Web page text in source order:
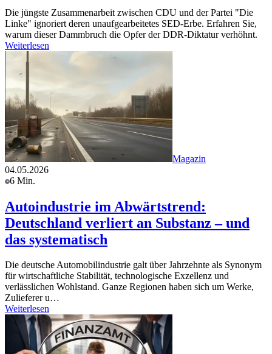
Die jüngste Zusammenarbeit zwischen CDU und der Partei "Die
Linke" ignoriert deren unaufgearbeitetes SED-Erbe. Erfahren Sie,
warum dieser Dammbruch die Opfer der DDR-Diktatur verhöhnt.
Weiterlesen
Magazin
04.05.2026
6 Min.
Autoindustrie im Abwärtstrend:
Deutschland verliert an Substanz – und
das systematisch
Die deutsche Automobilindustrie galt über Jahrzehnte als Synonym
für wirtschaftliche Stabilität, technologische Exzellenz und
verlässlichen Wohlstand. Ganze Regionen haben sich um Werke,
Zulieferer u…
Weiterlesen